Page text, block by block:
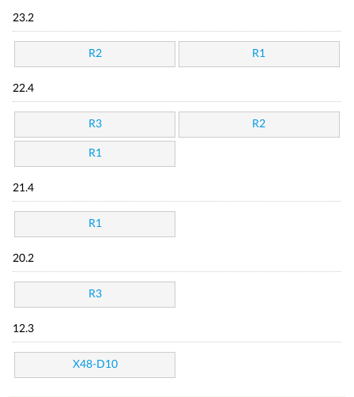
23.2
R2 R1
22.4
R3 R2
R1
21.4
R1
20.2
R3
12.3
X48-D10